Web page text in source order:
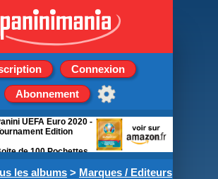
Connexion
Abonnement
les albums > Marques / Editeurs
UEFA Euro 2020 -
Edition
de 100 Pochettes
5 stickers